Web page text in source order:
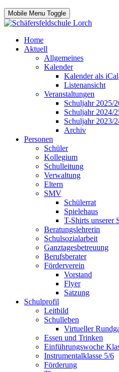
Mobile Menu Toggle
Home
Aktuell
Allgemeines
Kalender
Kalender als iCal
Listenansicht
Veranstaltungen
Schuljahr 2025/
Schuljahr 2024/
Schuljahr 2023/
Archiv
Personen
Schüler
Kollegium
Schulleitung
Verwaltung
Eltern
SMV
Schülerrat
Spielehaus
T-Shirts unserer
Beratungslehrerin
Schulsozialarbeit
Ganztagesbetreuung
Berufsberater
Förderverein
Vorstand
Flyer
Satzung
Schulprofil
Leitbild
Schulleben
Virtueller
Essen und Trinken
Einführungswoche
Instrumentalklasse 5/6
Förderung